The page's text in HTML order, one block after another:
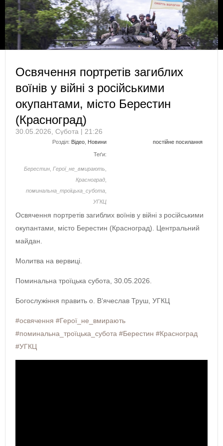
Освячення портретів загиблих
воїнів у війні з російськими
окупантами, місто Берестин
(Красноград)
30.05.2026, Субота | 21:26
Розділ: Відео Новини постійне посилання
Теґи:
Берестин Герої_не_вмирають
Красноград
поминальна_троїцька_субота
УГКЦ
Освячення портретів загиблих воїнів у війні з російськими
окупантами, місто Берестин (Красноград). Центральний
майдан.
Молитва на вервиці.
Поминальна троїцька субота, 30.05.2026.
Богослужіння править о. В’ячеслав Труш, УГКЦ
#освячення #Герої_не_вмирають
#поминальна_троїцька_субота #Берестин #Красноград
#УГКЦ